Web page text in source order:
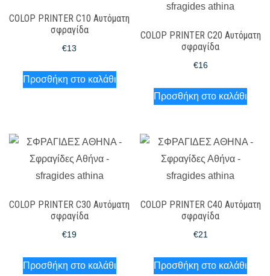
COLOP PRINTER C10 Αυτόματη
σφραγίδα
€13
Προσθήκη στο καλάθι
COLOP PRINTER C20 Αυτόματη
σφραγίδα
€16
Προσθήκη στο καλάθι
COLOP PRINTER C30 Αυτόματη
σφραγίδα
€19
Προσθήκη στο καλάθι
COLOP PRINTER C40 Αυτόματη
σφραγίδα
€21
Προσθήκη στο καλάθι